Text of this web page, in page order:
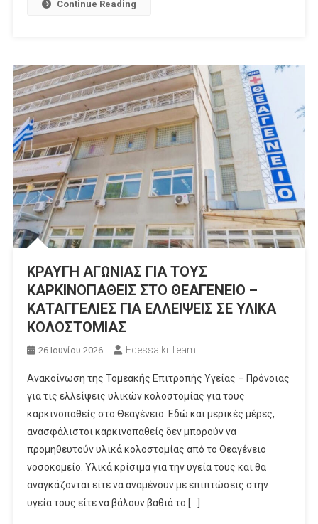
Continue Reading
ΚΡΑΥΓΗ ΑΓΩΝΙΑΣ ΓΙΑ ΤΟΥΣ
ΚΑΡΚΙΝΟΠΑΘΕΙΣ ΣΤΟ ΘΕΑΓΕΝΕΙΟ –
ΚΑΤΑΓΓΕΛΙΕΣ ΓΙΑ ΕΛΛΕΙΨΕΙΣ ΣΕ ΥΛΙΚΑ
ΚΟΛΟΣΤΟΜΙΑΣ
26 Ιουνίου 2026 Edessaiki Team
Ανακοίνωση της Τομεακής Επιτροπής Υγείας – Πρόνοιας
για τις ελλείψεις υλικών κολοστομίας για τους
καρκινοπαθείς στο Θεαγένειο. Εδώ και μερικές μέρες,
ανασφάλιστοι καρκινοπαθείς δεν μπορούν να
προμηθευτούν υλικά κολοστομίας από το Θεαγένειο
νοσοκομείο. Υλικά κρίσιμα για την υγεία τους και θα
αναγκάζονται είτε να αναμένουν με επιπτώσεις στην
υγεία τους είτε να βάλουν βαθιά το […]